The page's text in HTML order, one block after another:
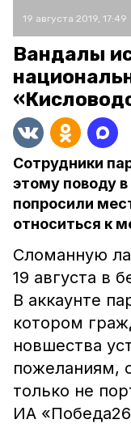
19 августа 2019, 17:49
Вандалы
Сотрудники
этому поводу
попросили
относиться к
Сломанную
19 августа в
В аккаунте
котором
новшества
пожеланиям,
только не
ИА